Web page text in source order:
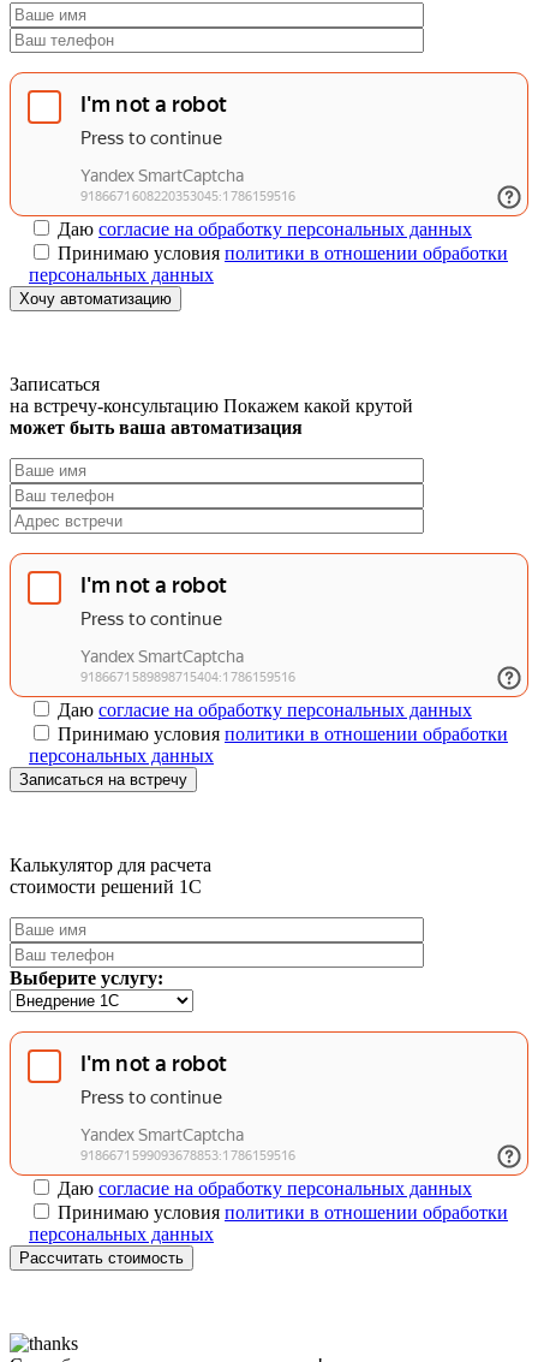
Даю согласие на обработку персональных данных
Принимаю условия политики в отношении обработки
персональных данных
Хочу автоматизацию
Записаться
на встречу-консультацию Покажем какой крутой
может быть ваша автоматизация
Даю согласие на обработку персональных данных
Принимаю условия политики в отношении обработки
персональных данных
Записаться на встречу
Калькулятор для расчета
стоимости решений 1C
Выберите услугу:
Даю согласие на обработку персональных данных
Принимаю условия политики в отношении обработки
персональных данных
Рассчитать стоимость